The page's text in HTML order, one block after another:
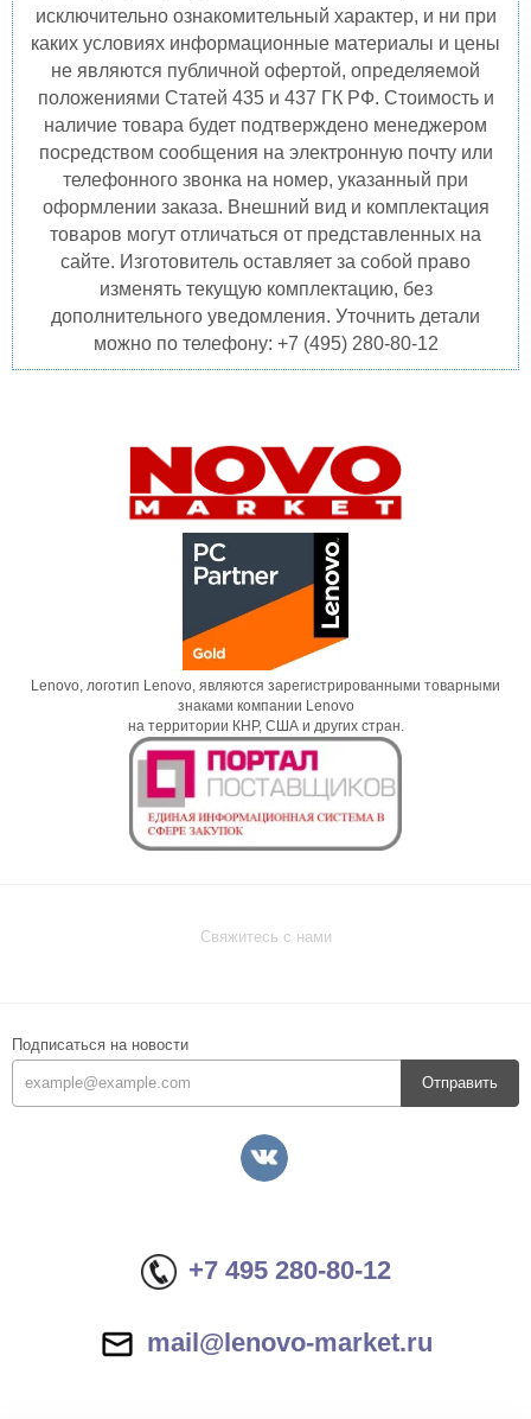
исключительно ознакомительный характер, и ни при
каких условиях информационные материалы и цены
не являются публичной офертой, определяемой
положениями Статей 435 и 437 ГК РФ. Стоимость и
наличие товара будет подтверждено менеджером
посредством сообщения на электронную почту или
телефонного звонка на номер, указанный при
оформлении заказа. Внешний вид и комплектация
товаров могут отличаться от представленных на
сайте. Изготовитель оставляет за собой право
изменять текущую комплектацию, без
дополнительного уведомления. Уточнить детали
можно по телефону: +7 (495) 280-80-12
Lenovo, логотип Lenovo, являются зарегистрированными товарными
знаками компании Lenovo
на территории КНР, США и других стран.
Свяжитесь с нами
Подписаться на новости
Отправить
+7 495 280-80-12
mail@lenovo-market.ru